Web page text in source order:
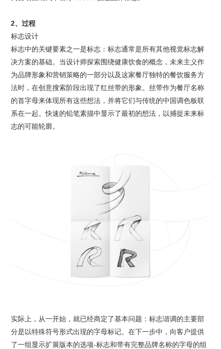
2、过程
标志设计
标志中的关键要素之一是标志：标志通常是所有其他视觉标志解
决方案的基础。当设计师探索围绕健康饮食的概念，未来主义作
为品牌形象和营销策略的一部分以及这家餐厅独特的餐饮服务方
法时，在创意搜索阶段出现了红丝带的形象。丝带作为餐厅名称
的首字母来体现所有这些想法，并将它们与传统的中国调色板联
系在一起。快速的铅笔素描中显示了最初的想法，以捕捉未来标
志的可能轮廓。
实际上，从一开始，就已经商定了基本问题：标志谐调的主要部
分是以特殊符号形式出现的字母标记。在下一步中，向客户提供
了一组显示扩展版本的选项-标志和带有完整品牌名称的字母的组